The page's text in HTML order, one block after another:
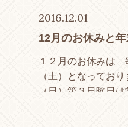
2016.12.01
12月のお休みと
１２月のお休みは
（土）となってお
（日）第３日曜日
年末年始のお休み
５（木）までとな